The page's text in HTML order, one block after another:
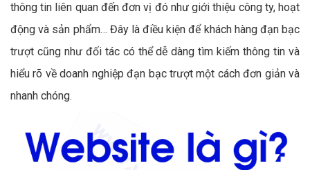
thông tin liên quan đến đơn vị đó như giới thiệu công ty, hoạt
động và sản phẩm… Đây là điều kiện để khách hàng đạn bạc
trượt cũng như đối tác có thể dễ dàng tìm kiếm thông tin và
hiểu rõ về doanh nghiệp đạn bạc trượt một cách đơn giản và
nhanh chóng.